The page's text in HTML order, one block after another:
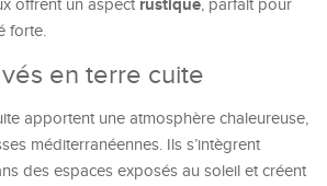
offrent un aspect rustique, parfait pour
forte.
en terre cuite
apportent une atmosphère chaleureuse,
méditerranéennes. Ils s’intègrent
des espaces exposés au soleil et créent